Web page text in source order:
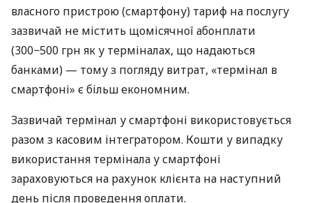
власного пристрою (смартфону) тариф на послугу
зазвичай не містить щомісячної абонплати
(300−500 грн як у терміналах, що надаються
банками) — тому з погляду витрат, «термінал в
смартфоні» є більш економним.
Зазвичай термінал у смартфоні використовується
разом з касовим інтегратором. Кошти у випадку
використання термінала у смартфоні
зараховуються на рахунок клієнта на наступний
день після проведення оплати.